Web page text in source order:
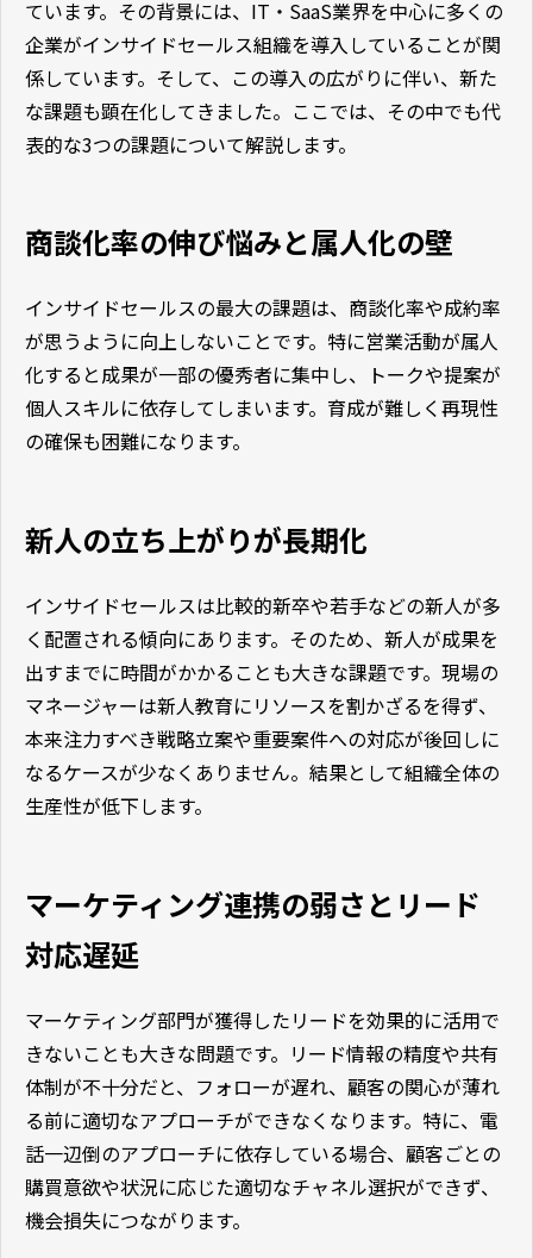
ています。その背景には、IT・SaaS業界を中心に多くの
企業がインサイドセールス組織を導入していることが関
係しています。そして、この導入の広がりに伴い、新た
な課題も顕在化してきました。ここでは、その中でも代
表的な3つの課題について解説します。
商談化率の伸び悩みと属人化の壁
インサイドセールスの最大の課題は、商談化率や成約率
が思うように向上しないことです。特に営業活動が属人
化すると成果が一部の優秀者に集中し、トークや提案が
個人スキルに依存してしまいます。育成が難しく再現性
の確保も困難になります。
新人の立ち上がりが長期化
インサイドセールスは比較的新卒や若手などの新人が多
く配置される傾向にあります。そのため、新人が成果を
出すまでに時間がかかることも大きな課題です。現場の
マネージャーは新人教育にリソースを割かざるを得ず、
本来注力すべき戦略立案や重要案件への対応が後回しに
なるケースが少なくありません。結果として組織全体の
生産性が低下します。
マーケティング連携の弱さとリード
対応遅延
マーケティング部門が獲得したリードを効果的に活用で
きないことも大きな問題です。リード情報の精度や共有
体制が不十分だと、フォローが遅れ、顧客の関心が薄れ
る前に適切なアプローチができなくなります。特に、電
話一辺倒のアプローチに依存している場合、顧客ごとの
購買意欲や状況に応じた適切なチャネル選択ができず、
機会損失につながります。